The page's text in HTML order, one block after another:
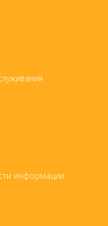
информации